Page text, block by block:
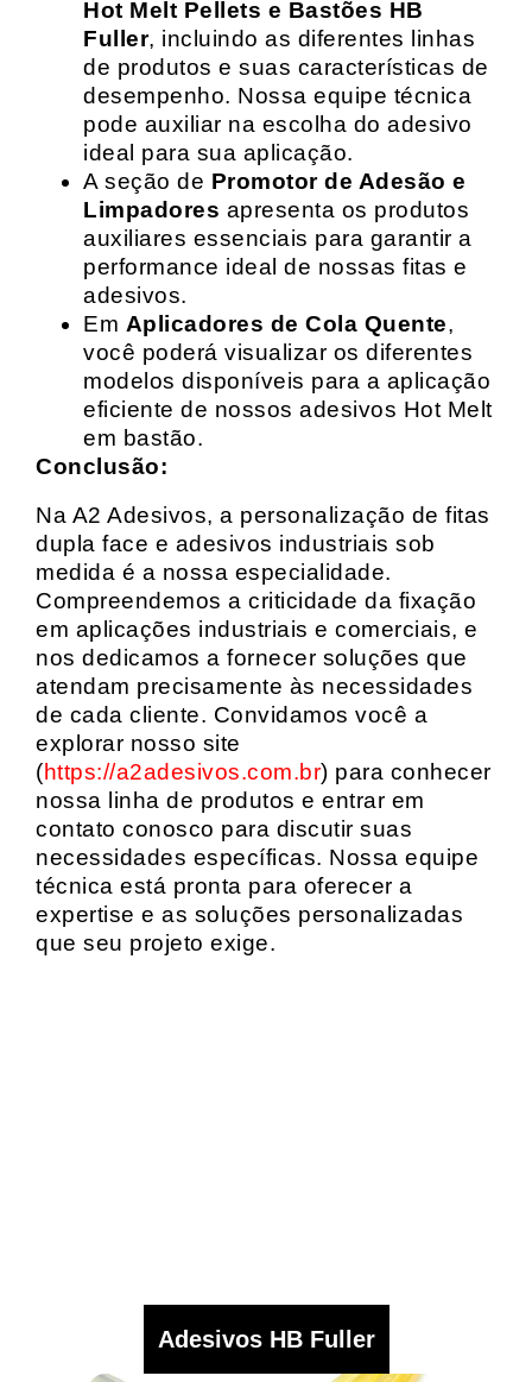
Hot Melt Pellets e Bastões HB
Fuller, incluindo as diferentes linhas
de produtos e suas características de
desempenho. Nossa equipe técnica
pode auxiliar na escolha do adesivo
ideal para sua aplicação.
A seção de Promotor de Adesão e
Limpadores apresenta os produtos
auxiliares essenciais para garantir a
performance ideal de nossas fitas e
adesivos.
Em Aplicadores de Cola Quente,
você poderá visualizar os diferentes
modelos disponíveis para a aplicação
eficiente de nossos adesivos Hot Melt
em bastão.
Conclusão:
Na A2 Adesivos, a personalização de fitas
dupla face e adesivos industriais sob
medida é a nossa especialidade.
Compreendemos a criticidade da fixação
em aplicações industriais e comerciais, e
nos dedicamos a fornecer soluções que
atendam precisamente às necessidades
de cada cliente. Convidamos você a
explorar nosso site
(https://a2adesivos.com.br) para conhecer
nossa linha de produtos e entrar em
contato conosco para discutir suas
necessidades específicas. Nossa equipe
técnica está pronta para oferecer a
expertise e as soluções personalizadas
que seu projeto exige.
Adesivos HB Fuller